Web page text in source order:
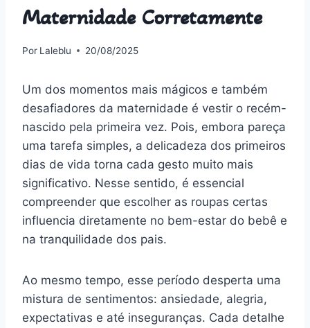
Maternidade Corretamente
Por Laleblu 20/08/2025
Um dos momentos mais mágicos e também
desafiadores da maternidade é vestir o recém-
nascido pela primeira vez. Pois, embora pareça
uma tarefa simples, a delicadeza dos primeiros
dias de vida torna cada gesto muito mais
significativo. Nesse sentido, é essencial
compreender que escolher as roupas certas
influencia diretamente no bem-estar do bebê e
na tranquilidade dos pais.
Ao mesmo tempo, esse período desperta uma
mistura de sentimentos: ansiedade, alegria,
expectativas e até inseguranças. Cada detalhe